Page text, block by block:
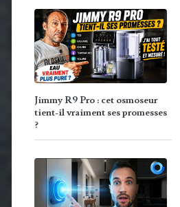
Jimmy R9 Pro : cet osmoseur
tient-il vraiment ses promesses
?